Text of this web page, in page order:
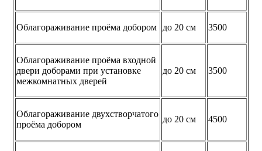
Облагораживание проёма добором до 20 см 3500
Облагораживание проёма входной
двери доборами при установке
межкомнатных дверей
до 20 см 3500
Облагораживание двухстворчатого
проёма добором
до 20 см 4500